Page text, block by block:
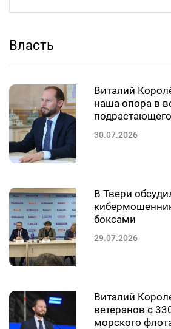
Власть
Виталий
наша опора в
30.07.2026
В Твери
боксами
29.07.2026
Виталий
ветеранов с
морского